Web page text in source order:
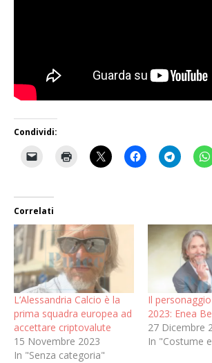
Condividi:
Correlati
L’Alessandria Calcio è la
prima squadra europea ad
accettare criptovalute
15 Novembre 2023
In "Senza categoria"
Il personaggio
2023: Enea
27 Dicembre
In "Costume